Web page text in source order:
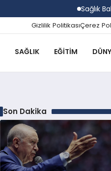
Sağlık
Gizlilik PolitikasıÇerez
SAĞLIK EĞITIM
Son Dakika